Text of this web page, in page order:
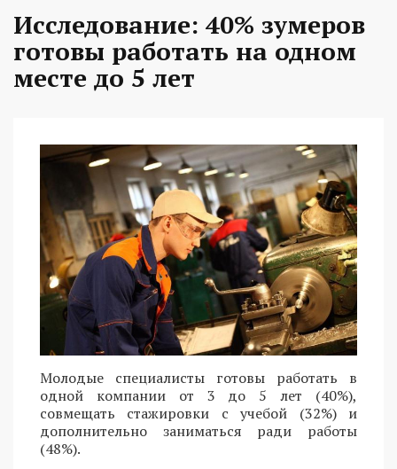
Исследование: 40% зумеров
готовы работать на одном
месте до 5 лет
Молодые специалисты готовы работать в
одной компании от 3 до 5 лет (40%),
совмещать стажировки с учебой (32%) и
дополнительно заниматься ради работы
(48%).